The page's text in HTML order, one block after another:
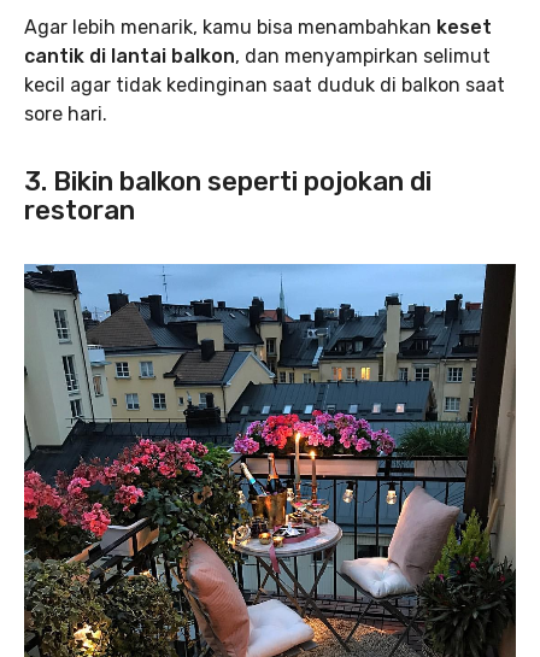
Agar lebih menarik, kamu bisa menambahkan keset
cantik di lantai balkon, dan menyampirkan selimut
kecil agar tidak kedinginan saat duduk di balkon saat
sore hari.
3. Bikin balkon seperti pojokan di
restoran